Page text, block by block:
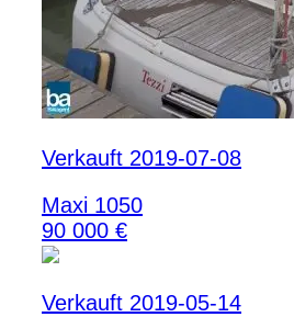
Verkauft 2019-07-08
Maxi 1050
90 000 €
Verkauft 2019-05-14